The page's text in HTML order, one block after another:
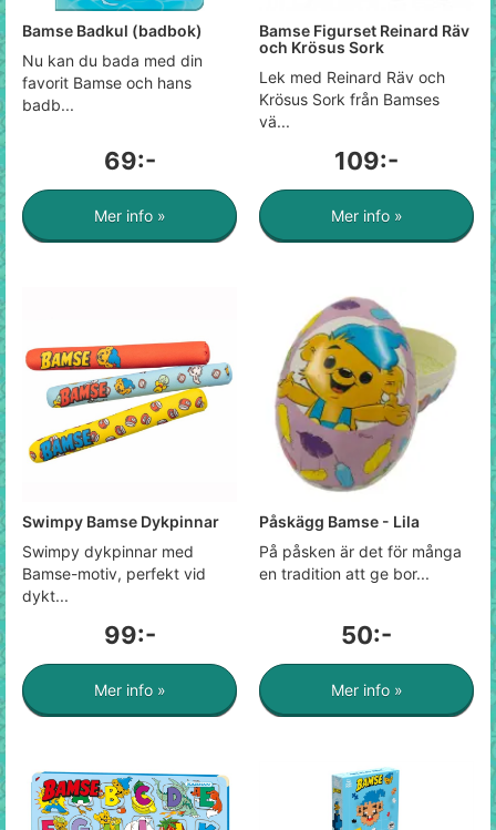
Bamse Badkul (badbok)
Nu kan du bada med din
favorit Bamse och hans
badb...
69:-
Mer info »
Bamse Figurset Reinard Räv
och Krösus Sork
Lek med Reinard Räv och
Krösus Sork från Bamses
vä...
109:-
Mer info »
Swimpy Bamse Dykpinnar
Swimpy dykpinnar med
Bamse-motiv, perfekt vid
dykt...
99:-
Mer info »
Påskägg Bamse - Lila
På påsken är det för många
en tradition att ge bor...
50:-
Mer info »